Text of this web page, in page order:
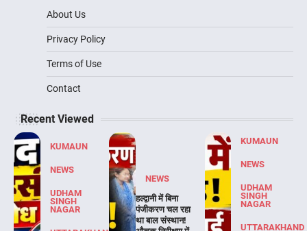
About Us
Privacy Policy
Terms of Use
Contact
Recent Viewed
KUMAUN
NEWS
UDHAM
SINGH
NAGAR
NEWS
हल्द्वानी में बिना
पंजीकरण चल रहा
था बाल संस्थान!
KUMAUN
NEWS
UDHAM
SINGH
NAGAR
UTTARAKHAND